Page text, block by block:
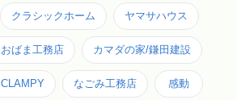
クラシックホーム ヤマサハウス
おばま工務店 カマダの家/鎌田建設
CLAMPY なごみ工務店 感動